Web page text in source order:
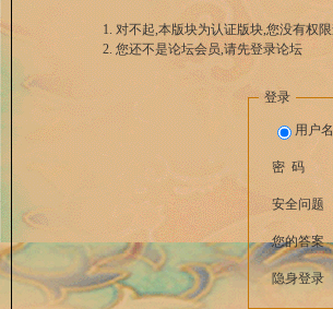
对不起,本版块为认证版块,您没有权
您还不是论坛会员,请先登录论坛
登录
用户名
密 码
安全问题
您的答案
隐身登录